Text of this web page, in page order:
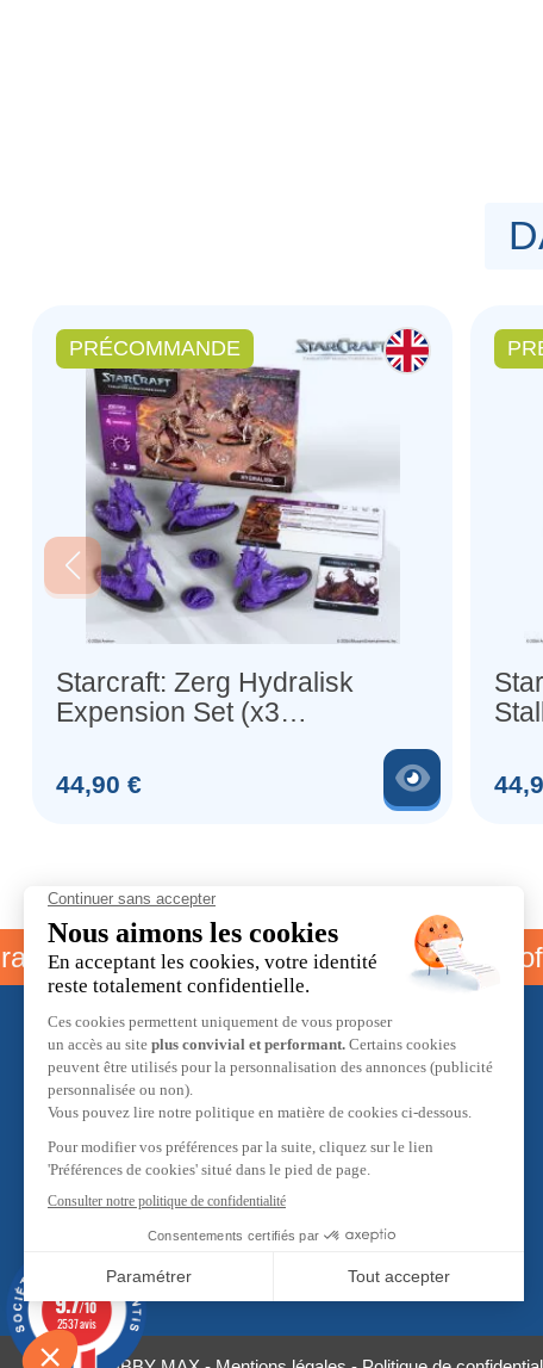
Starcraft: Zerg Hydralisk
Expension Set (x3
Prix
44,90 €
PRÉCOMMANDE
Voir lePrix
parrainage Livraison offerte
À propos
L'équipe Hobby Max
Programme de fidélité
Programme de parrainage
9.7/10
2537 avis